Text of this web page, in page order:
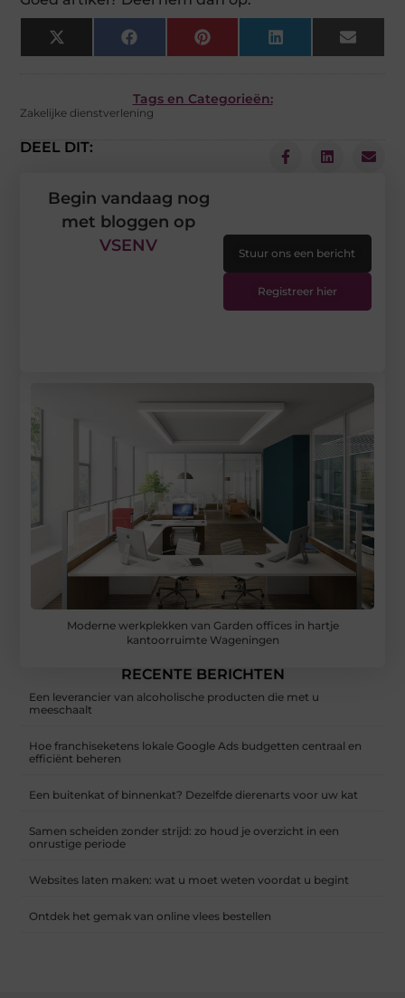
X
(Twitter)
Facebook Pinterest LinkedIn Email
Tags en Categorieën:
Zakelijke dienstverlening
DEEL DIT:
Moderne werkplekken van Garden offices in hartje
kantoorruimte Wageningen
RECENTE BERICHTEN
Een leverancier van alcoholische producten die met u
meeschaalt
Hoe franchiseketens lokale Google Ads budgetten centraal en
efficiënt beheren
Een buitenkat of binnenkat? Dezelfde dierenarts voor uw kat
Samen scheiden zonder strijd: zo houd je overzicht in een
onrustige periode
Websites laten maken: wat u moet weten voordat u begint
Ontdek het gemak van online vlees bestellen
Begin vandaag nog
met bloggen op
VSENV
Stuur ons een bericht
Registreer hier